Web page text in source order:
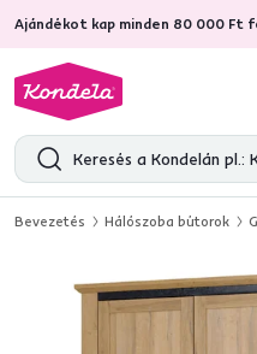
Ajándékot kap minden 80 000 Ft
4,7 31 285
Bevezetés Hálószoba bútorok